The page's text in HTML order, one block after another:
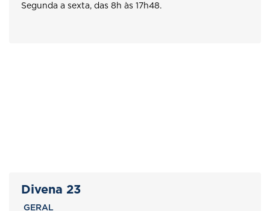
Segunda a sexta, das 8h às 17h48.
Divena 23
GERAL